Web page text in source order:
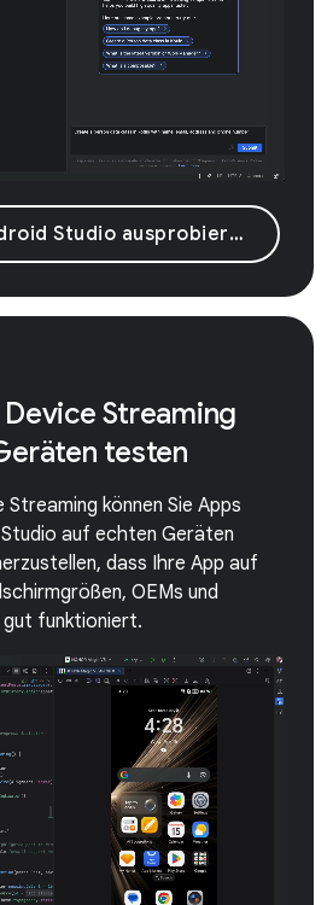
Studio ausprobieren
Streaming
testen
können Sie Apps
auf echten Geräten
dass Ihre App auf
OEMs und
gut funktioniert.